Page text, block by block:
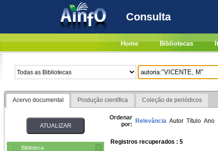
Consulta
Home Bibliotecas
Acervo documental Produção científica Coleção de periódicos
Biblioteca
Ordenar
por: Relevância Autor Título Ano
Registros recuperados : 5